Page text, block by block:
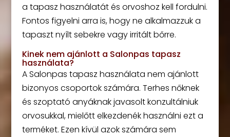
a tapasz használatát és orvoshoz kell fordulni.
Fontos figyelni arra is, hogy ne alkalmazzuk a
tapaszt nyílt sebekre vagy irritált bőrre.
Kinek nem ajánlott a Salonpas tapasz
használata?
A Salonpas tapasz használata nem ajánlott
bizonyos csoportok számára. Terhes nőknek
és szoptató anyáknak javasolt konzultálniuk
orvosukkal, mielőtt elkezdenék használni ezt a
terméket. Ezen kívül azok számára sem